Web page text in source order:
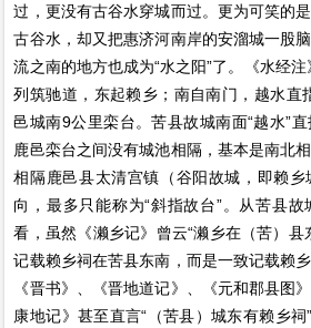
过，更没有古谷水穿城而过。更为可笑的
古谷水，却又把惠济河南岸的安溜城一股
流之南的地方也成为“水之阳”了。《水经注
列筑驰道，东起赖乡；南自南门，越水直
邑城南9公里栾台。苦县故城南面“越水”
鹿邑栾台之间没有城池相隔，基本是南北
相隔鹿邑县太清宫镇（谷阳故城，即赖
向，最多只能称为“斜指故台”。从苦县
看，虽然《濑乡记》曾云“濑乡在（苦）县
记载赖乡祠在苦县东南，而是一致记载赖
《晋书》、《晋地道记》、《元和郡县图
康地记》甚至直言“（苦县）城东有赖乡祠